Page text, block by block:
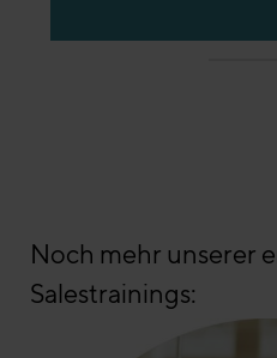
Noch mehr unserer
Salestrainings: